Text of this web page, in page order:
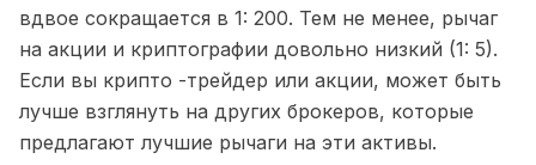
вдвое сокращается в 1: 200. Тем не менее, рычаг
на акции и криптографии довольно низкий (1: 5).
Если вы крипто -трейдер или акции, может быть
лучше взглянуть на других брокеров, которые
предлагают лучшие рычаги на эти активы.